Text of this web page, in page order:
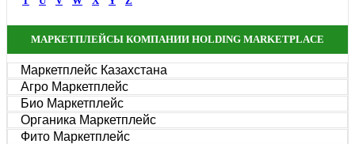
МАРКЕТПЛЕЙСЫ КОМПАНИИ HOLDING MARKETPLACE
Маркетплейс Казахстана
Агро Маркетплейс
Био Маркетплейс
Органика Маркетплейс
Фито Маркетплейс